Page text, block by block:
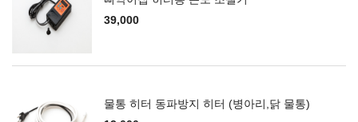
39,000
물통 히터 동파방지 히터 (병아리,닭 물통)